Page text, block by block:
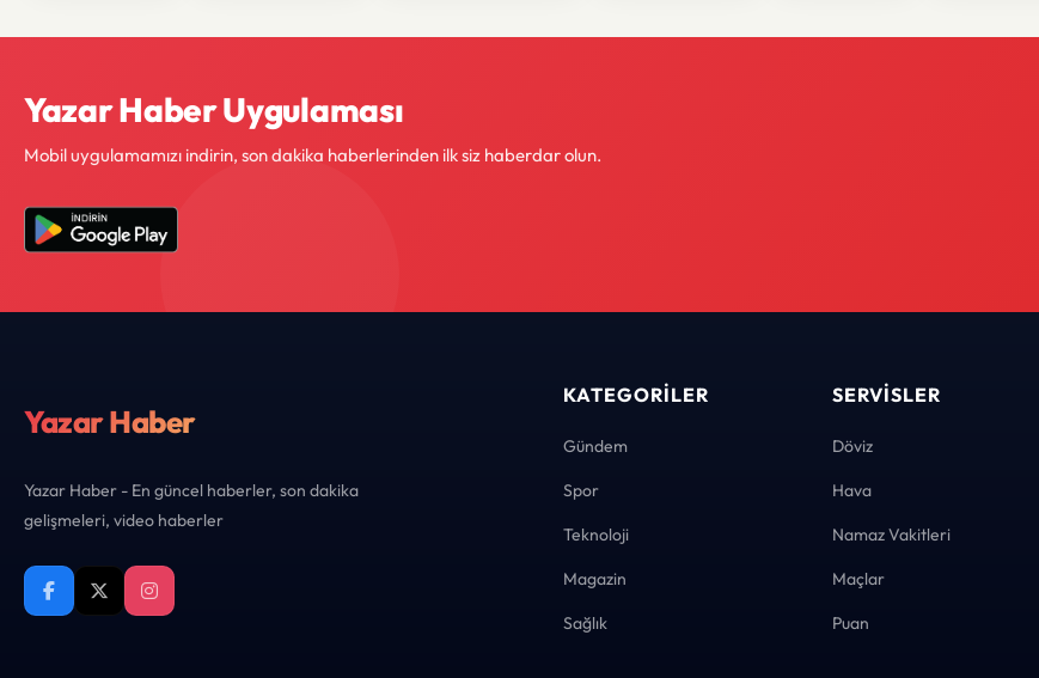
Yazar Haber Uygulaması
Mobil uygulamamızı indirin, son dakika haberlerinden ilk siz haberdar olun.
Yazar Haber
Yazar Haber - En güncel haberler, son dakika
gelişmeleri, video haberler
KATEGORILER
Gündem
Spor
Teknoloji
Magazin
Sağlık
SERVISLER
Döviz
Hava
Namaz Vakitleri
Maçlar
Puan